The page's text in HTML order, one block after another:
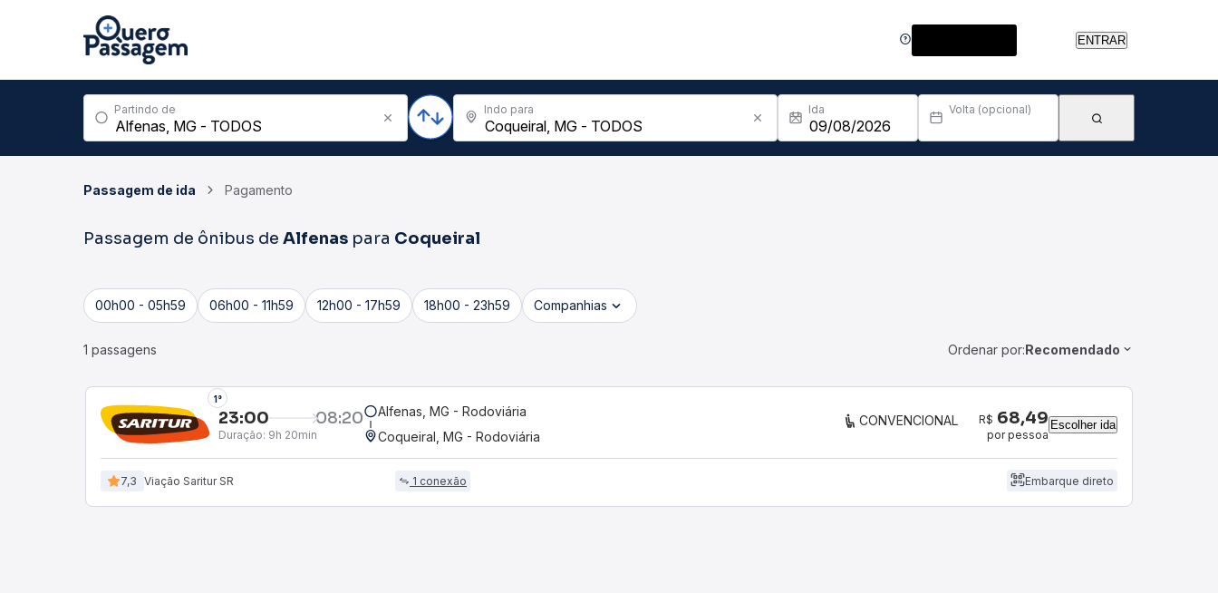
ENTRAR
Partindo de Indo para Ida Volta (opcional)
Passagem de ida Pagamento
Passagem de ônibus de Alfenas para Coqueiral
00h00 - 05h59 06h00 - 11h59 12h00 - 17h59 18h00 - 23h59 Companhias
1 passagens Ordenar por:Recomendado
1°
23:00 08:20
Duração: 9h 20min
Alfenas, MG - Rodoviária
Coqueiral, MG - Rodoviária
CONVENCIONAL R$ 68,49
por pessoa
Escolher ida
7,3 Viação Saritur SR 1 conexão Embarque direto